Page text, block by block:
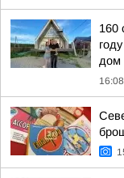
160
дом
16:08